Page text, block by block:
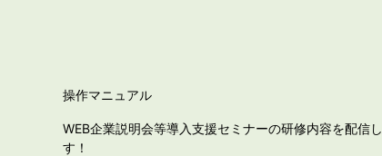
操作マニュアル
WEB企業説明会等導入支援セミナーの研修内容を配信
す！